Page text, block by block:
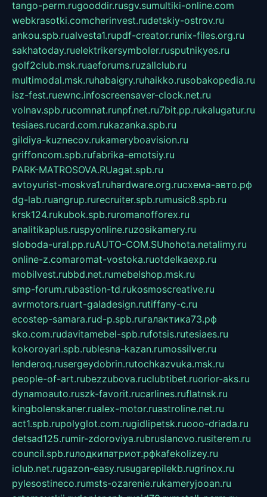
tango-perm.rugooddir.rusgv.sumultiki-online.com
webkrasotki.comcherinvest.rudetskiy-ostrov.ru
ankou.spb.rualvesta1.rupdf-creator.runix-files.org.ru
sakhatoday.ruelektrikersymboler.rusputnikyes.ru
golf2club.msk.ruaeforums.ruzallclub.ru
multimodal.msk.ruhabaigry.ruhaikko.rusobakopedia.ru
isz-fest.ruewnc.infoscreensaver-clock.net.ru
volnav.spb.rucomnat.runpf.net.ru7bit.pp.rukalugatur.ru
tesiaes.rucard.com.rukazanka.spb.ru
gildiya-kuznecov.rukameryboavision.ru
griffoncom.spb.rufabrika-emotsiy.ru
PARK-MATROSOVA.RUagat.spb.ru
avtoyurist-moskva1.ruhardware.org.ruсхема-авто.рф
dg-lab.ruangrup.rurecruiter.spb.rumusic8.spb.ru
krsk124.rukubok.spb.ruromanofforex.ru
analitikaplus.ruspyonline.ruzosikamery.ru
sloboda-ural.pp.ruAUTO-COM.SUhohota.netalimy.ru
online-z.comaromat-vostoka.ruotdelkaexp.ru
mobilvest.rubbd.net.rumebelshop.msk.ru
smp-forum.rubastion-td.rukosmoscreative.ru
avrmotors.ruart-galadesign.rutiffany-c.ru
ecostep-samara.rud-p.spb.ruгалактика73.рф
sko.com.rudavitamebel-spb.rufotsis.rutesiaes.ru
kokoroyari.spb.rublesna-kazan.rumossilver.ru
lenderoq.rusergeydobrin.rutochkazvuka.msk.ru
people-of-art.rubezzubova.ruclubtibet.ruorior-aks.ru
dynamoauto.ruszk-favorit.rucarlines.ruflatnsk.ru
kingbolenskaner.rualex-motor.ruastroline.net.ru
act1.spb.rupolyglot.com.rugidlipetsk.ruooo-driada.ru
detsad125.rumir-zdoroviya.rubruslanovo.rusiterem.ru
council.spb.ruлодкипатриот.рфkafekolizey.ru
iclub.net.rugazon-easy.rusugarepilekb.rugrinox.ru
pylesostineco.rumsts-ozarenie.rukameryjooan.ru